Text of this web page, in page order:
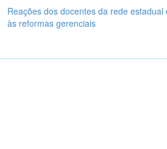
Reações dos docentes da rede
às reformas gerenciais